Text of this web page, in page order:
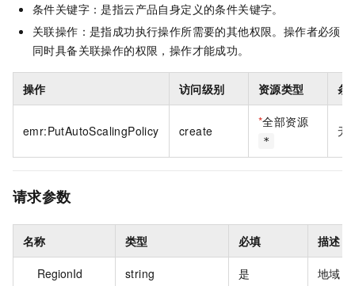
条件关键字：是指云产品自身定义的条件关键字。
关联操作：是指成功执行操作所需要的其他权限。操作者必须
同时具备关联操作的权限，操作才能成功。
操作 访问级别 资源类型 条
emr:PutAutoScalingPolicy create
*全部资源
*
无
请求参数
名称 类型 必填 描述
RegionId string 是 地域